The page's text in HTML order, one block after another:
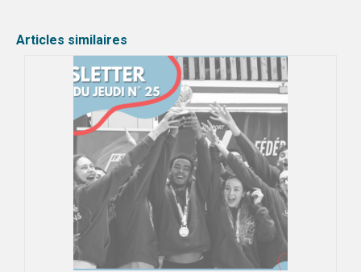
Articles similaires